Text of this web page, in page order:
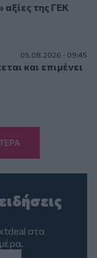
αξίες της ΓΕΚ
05.08.2026 - 09:45
και επιμένει
στα